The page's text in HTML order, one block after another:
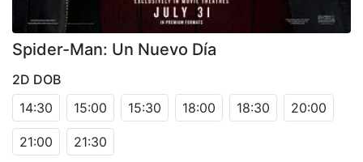
Spider-Man: Un Nuevo Día
2D DOB
14:30
15:00 15:30 18:00 18:30 20:00
21:00 21:30